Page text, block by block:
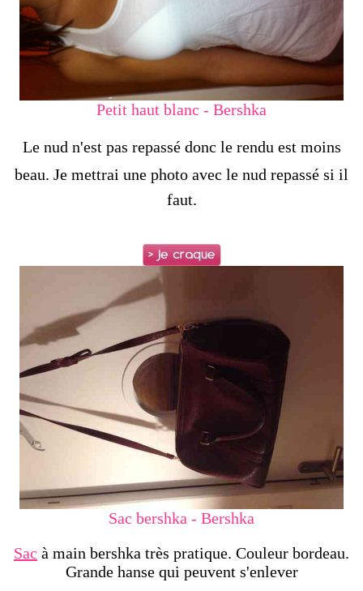
Petit haut blanc - Bershka
Le nud n'est pas repassé donc le rendu est moins
beau. Je mettrai une photo avec le nud repassé si il
faut.
Sac bershka - Bershka
Sac à main bershka très pratique. Couleur bordeau.
Grande hanse qui peuvent s'enlever